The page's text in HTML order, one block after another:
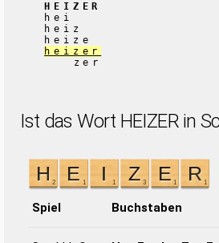
HEIZER
hei
heiz
heize
heizer
zer
Ist das Wort HEIZER in
Spiel Buchstaben